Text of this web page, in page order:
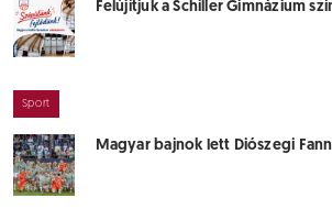
Felújítjuk a Schiller Gimnázium
Sport
Magyar bajnok lett Diószegi